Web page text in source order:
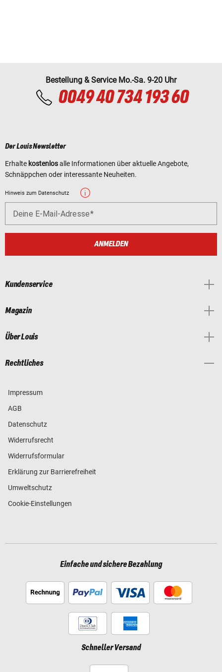
Bestellung & Service Mo.-Sa. 9-20 Uhr
0049 40 734 193 60
Der Louis Newsletter
Erhalte kostenlosalle Informationen über aktuelle Angebote,
Schnäppchen oder interessante Neuheiten.
Hinweis zum Datenschutz
Deine E-Mail-Adresse
ANMELDEN
Kundenservice
Magazin
Über Louis
Rechtliches
Impressum
AGB
Datenschutz
Widerrufsrecht
Widerrufsformular
Erklärung zur Barrierefreiheit
Umweltschutz
Cookie-Einstellungen
Einfache und sichere Bezahlung
Schneller Versand